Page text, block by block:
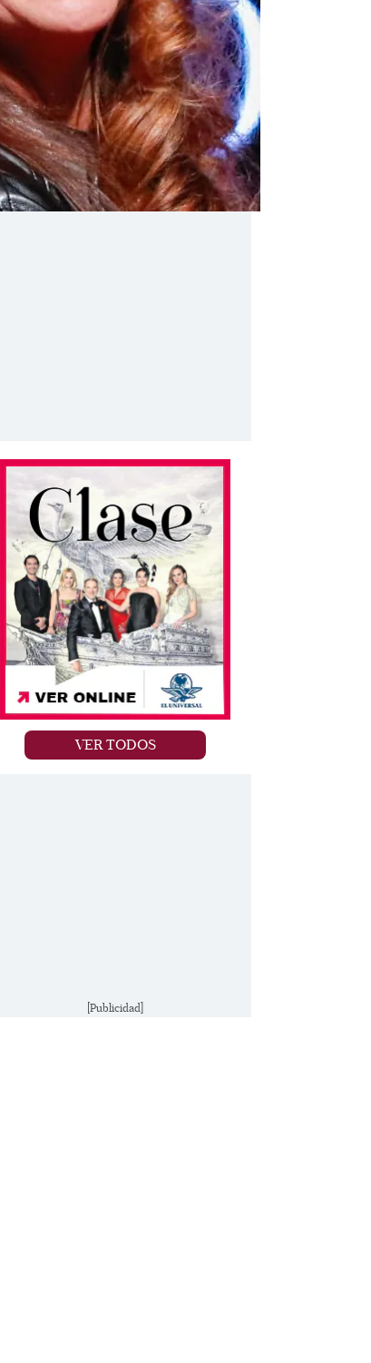
VER TODOS
[Publicidad]